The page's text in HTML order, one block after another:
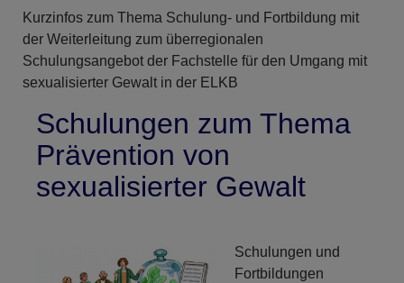
Kurzinfos zum Thema Schulung- und Fortbildung mit
der Weiterleitung zum überregionalen
Schulungsangebot der Fachstelle für den Umgang mit
sexualisierter Gewalt in der ELKB
Schulungen zum Thema
Prävention von
sexualisierter Gewalt
Schulungen und
Fortbildungen